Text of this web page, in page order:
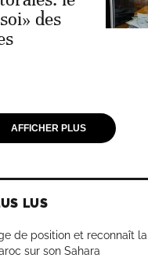
des
AFFICHER PLUS
LUS
de position et reconnaît la
sur son Sahara